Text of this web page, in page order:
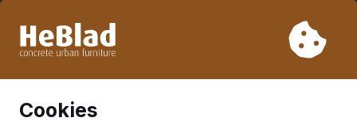
Woche 33 nicht. Bitte berücksichtigen Sie daher längere
Cookies